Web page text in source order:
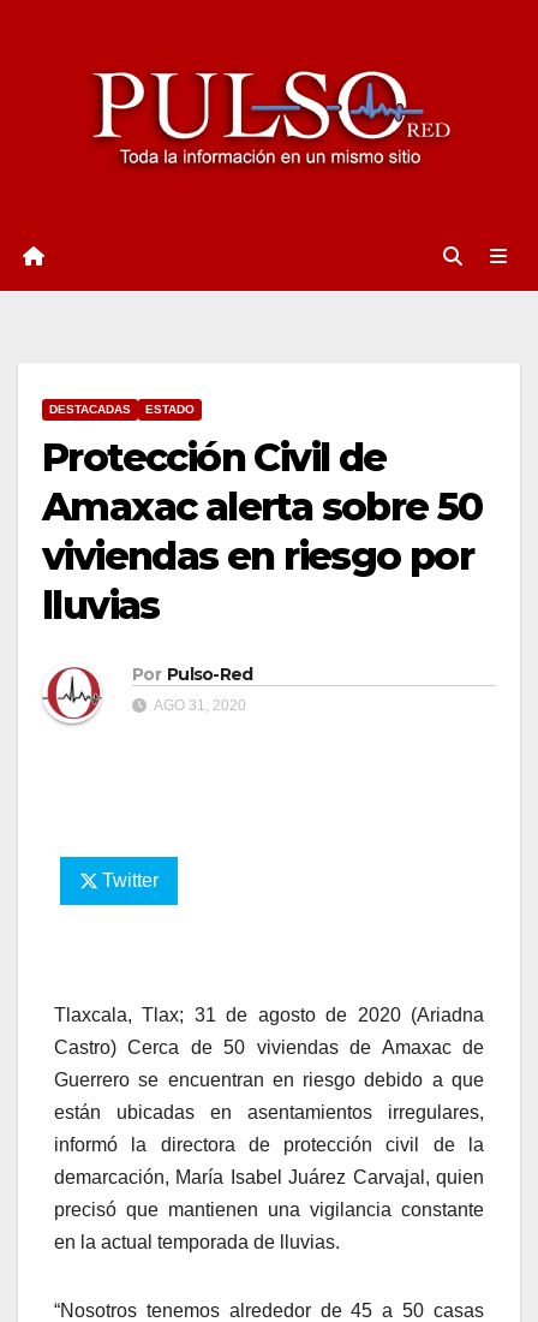
DESTACADAS ESTADO
Protección Civil de
Amaxac alerta sobre 50
viviendas en riesgo por
lluvias
Por Pulso-Red
AGO 31, 2020
Twitter
Tlaxcala, Tlax; 31 de agosto de 2020 (Ariadna
Castro) Cerca de 50 viviendas de Amaxac de
Guerrero se encuentran en riesgo debido a que
están ubicadas en asentamientos irregulares,
informó la directora de protección civil de la
demarcación, María Isabel Juárez Carvajal, quien
precisó que mantienen una vigilancia constante
en la actual temporada de lluvias.
“Nosotros tenemos alrededor de 45 a 50 casas